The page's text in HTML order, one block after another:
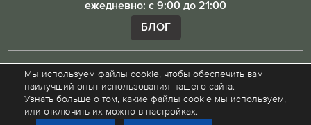
ежедневно: с 9:00 до 21:00
БЛОГ
Внимание! Наш сайт ugibddmo.ru, носит исключительно
информационный характер и не является публичной
офертой.
Мы используем файлы cookie, чтобы обеспечить вам
наилучший опыт использования нашего сайта.
Узнать больше о том, какие файлы cookie мы используем,
или отключить их можно в настройках.